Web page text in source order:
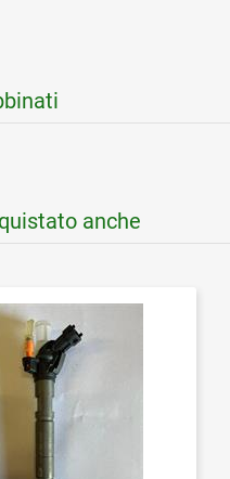
anche